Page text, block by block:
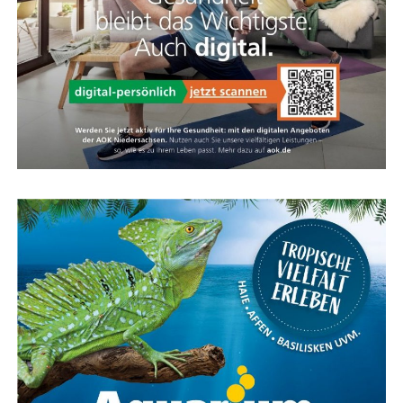
ohne das direk­te Fahr­ge­fühl zu verlieren.
Kar­te für das Ems­land Papenburg
Fazit: Das KOGA Evia — Per­fek­te
Wahl für Radfahrkomfort
Das KOGA Evia ist die per­fek­te Wahl für alle, die uner­
ta­bles E‑Bike suchen, das auch bei hoher Zula­dung kei­ne
Kom­pro­mis­se eingeht.
KALKHOFF Fach­händ­ler in Ihrer Nähe
Papen­burg Emsland
Fach­händ­ler Kalk­hoff — Ems­land, Rhei­der­land, Rhau­der­